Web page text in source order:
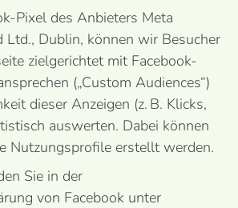
Pixel des Anbieters Meta
Ltd., Dublin, können wir Besucher
zielgerichtet mit Facebook-
(„Custom Audiences“)
dieser Anzeigen (z. B. Klicks,
auswerten. Dabei können
Nutzungsprofile erstellt werden.
Sie in der
von Facebook unter